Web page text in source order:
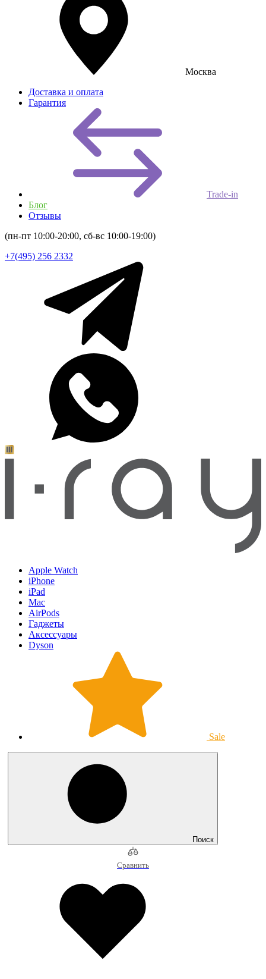
Москва
Доставка и оплата
Гарантия
Trade-in
Блог
Отзывы
(пн-пт 10:00-20:00, сб-вс 10:00-19:00)
+7(495) 256 2332
Apple Watch
iPhone
iPad
Mac
AirPods
Гаджеты
Аксессуары
Dyson
Sale
Поиск
Сравнить